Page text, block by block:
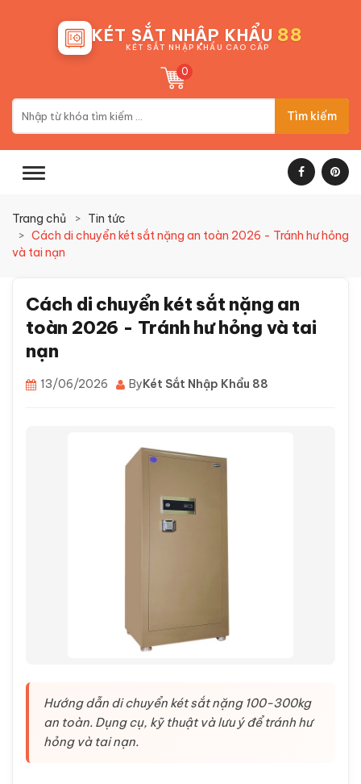
KÉT SẮT NHẬP KHẨU 88
KÉT SẮT NHẬP KHẨU CAO CẤP
0
Tìm kiếm
Trang chủ
Tin tức
Cách di chuyển két sắt nặng an toàn 2026 - Tránh hư hỏng
và tai nạn
Cách di chuyển két sắt nặng an
toàn 2026 - Tránh hư hỏng và tai
nạn
13/06/2026 ByKét Sắt Nhập Khẩu 88
Hướng dẫn di chuyển két sắt nặng 100-300kg
an toàn. Dụng cụ, kỹ thuật và lưu ý để tránh hư
hỏng và tai nạn.